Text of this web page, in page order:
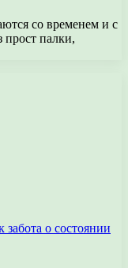
со временем и с
прост палки,
о состоянии